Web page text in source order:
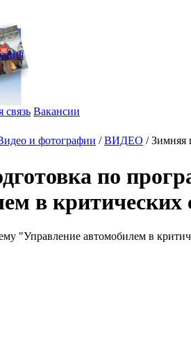
связь Вакансии
и фотографии /ВИДЕО /Зимняя
по
в критических
"Управление автомобилем в